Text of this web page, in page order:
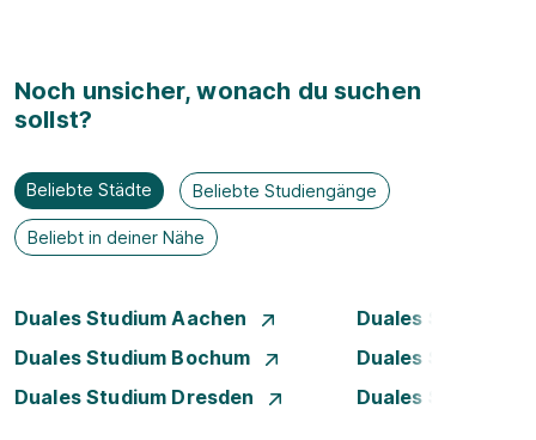
Noch unsicher, wonach du suchen
sollst?
Beliebte Städte Beliebte Studiengänge
Beliebt in deiner Nähe
Duales Studium Aachen
Duales Studium
Duales Studium Bochum
Duales Studium
Duales Studium Dresden
Duales Studium